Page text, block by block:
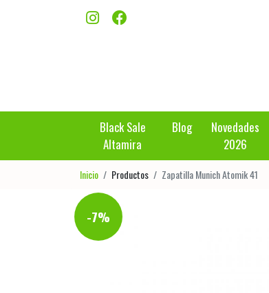
Black Sale
Altamira
Blog
Novedades
2026
Inicio Productos Zapatilla Munich Atomik 41
-7%